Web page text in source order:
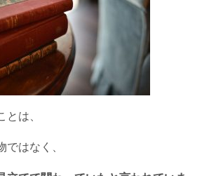
とは、
ではなく、